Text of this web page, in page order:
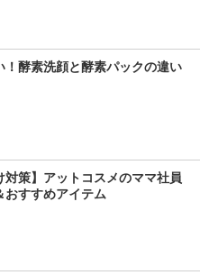
！酵素洗顔と酵素パックの違い
対策】アットコスメのママ社員
おすすめアイテム